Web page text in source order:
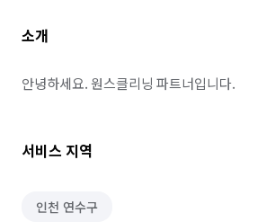
소개
안녕하세요. 원스클리닝 파트너입니다.
서비스 지역
인천 연수구